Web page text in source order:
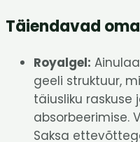
Täiendavad
Royalgel:
geeli struktuur,
täiusliku raskuse
absorbeerimise.
Saksa